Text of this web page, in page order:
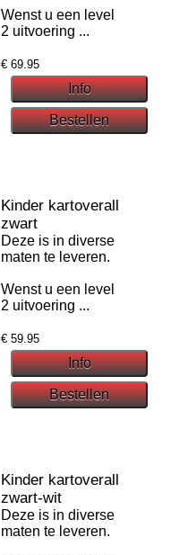
Wenst u een level
2 uitvoering ...
€ 69.95
Kinder kartoverall
zwart
Deze is in diverse
maten te leveren.
Wenst u een level
2 uitvoering ...
€ 59.95
Kinder kartoverall
zwart-wit
Deze is in diverse
maten te leveren.